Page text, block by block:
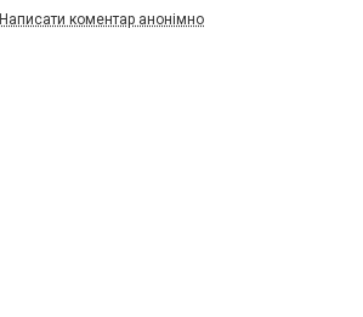
Написати коментар анонімно